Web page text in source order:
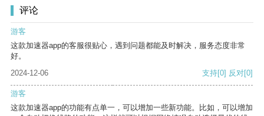
评论
游客
这款加速器app的客服很贴心，遇到问题都能及时解决，服务态度非常
好。
2024-12-06
支持[0] 反对[0]
游客
这款加速器app的功能有点单一，可以增加一些新功能。比如，可以增加